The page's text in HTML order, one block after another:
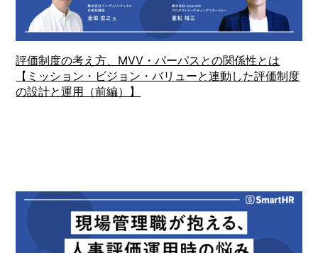
評価制度の考え方、MVV・パーパスとの関係性とは
【ミッション・ビジョン・バリューと連動した評価制度
の設計と運用（前編）】